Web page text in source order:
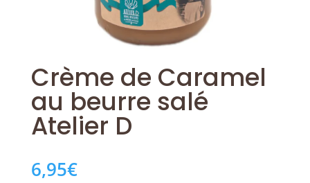
Crème de Caramel
au beurre salé
Atelier D
6,95€